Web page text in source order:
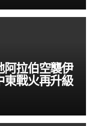
阿拉伯空襲伊
東戰火再升級